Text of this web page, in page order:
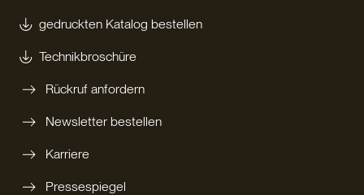
gedruckten Katalog bestellen
Technikbroschüre
Rückruf anfordern
Newsletter bestellen
Karriere
Pressespiegel